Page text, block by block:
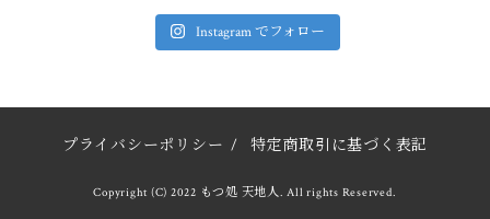
Instagram でフォロー
プライバシーポリシー / 特定商取引に基づく表記
Copyright (C) 2022 もつ処 天地人. All rights Reserved.